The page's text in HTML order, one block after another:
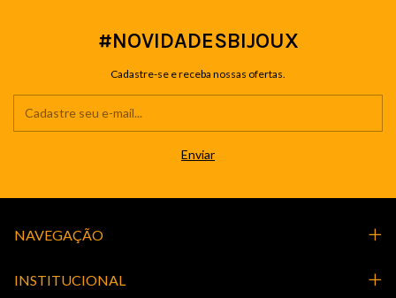
#NOVIDADESBIJOUX
Cadastre-se e receba nossas ofertas.
NAVEGAÇÃO
INSTITUCIONAL